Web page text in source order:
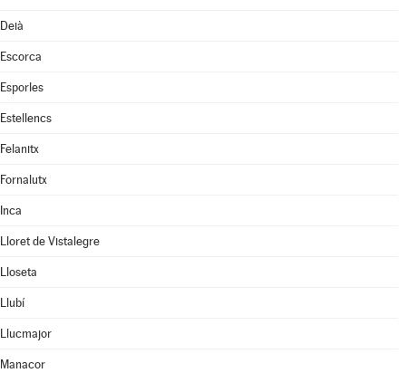
Deià
Escorca
Esporles
Estellencs
Felanitx
Fornalutx
Inca
Lloret de Vistalegre
Lloseta
Llubí
Llucmajor
Manacor